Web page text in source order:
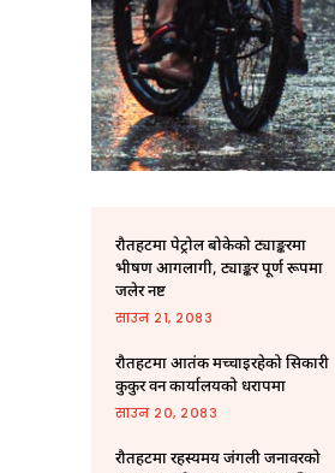
रौतहटमा पेट्रोल बोकेको ट्याङ्करमा
भीषण आगलागी, ट्याङ्कर पूर्ण रूपमा
जलेर नष्ट
साउन २१, २०८३
रौतहटमा आतंक मच्चाइरहेको सिकारी
कुकुर वन कार्यालयको धरापमा
साउन २०, २०८३
रौतहटमा रहस्यमय जंगली जनावरको